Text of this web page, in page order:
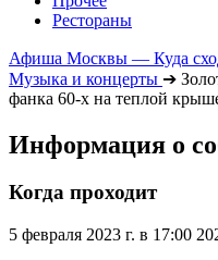
Рестораны
Афиша Москвы — Куда
Музыка и концерты ➔
фанка 60-х на теплой
Информация о
Когда проходит
5 февраля 2023 г. в 17:00